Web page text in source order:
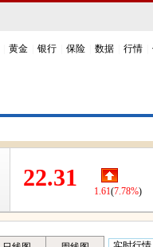
黄金 银行 保险 数据 行情
22.31
1.61(7.78%)